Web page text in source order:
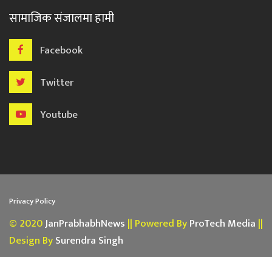
सामाजिक संजालमा हामी
Facebook
Twitter
Youtube
Privacy Policy
© 2020JanPrabhabhNews || Powered ByProTech Media ||
Design BySurendra Singh